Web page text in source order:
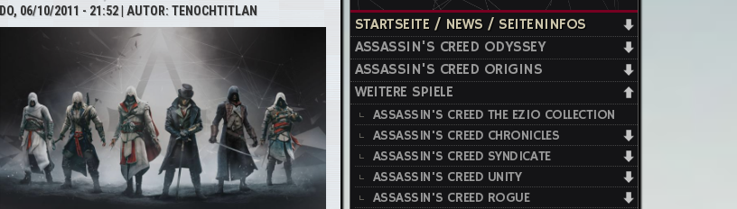
DO, 06/10/2011 - 21:52| AUTOR:TENOCHTITLAN
STARTSEITE / NEWS / SEITENINFOS
ASSASSIN'S CREED ODYSSEY
ASSASSIN'S CREED ORIGINS
WEITERE SPIELE
ASSASSIN'S CREED THE EZIO COLLECTION
ASSASSIN'S CREED CHRONICLES
ASSASSIN'S CREED SYNDICATE
ASSASSIN'S CREED UNITY
ASSASSIN'S CREED ROGUE